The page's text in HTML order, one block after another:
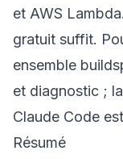
et AWS Lambda
gratuit suffit.
ensemble
et diagnostic ;
Claude Code
Résumé